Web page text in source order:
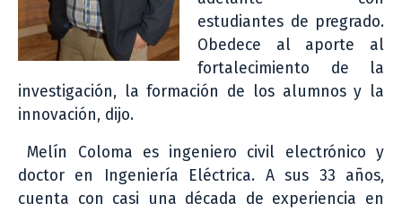
estudiantes de pregrado.
Obedece al aporte al
fortalecimiento de la
investigación, la formación de los alumnos y la
innovación, dijo.
Melín Coloma es ingeniero civil electrónico y
doctor en Ingeniería Eléctrica. A sus 33 años,
cuenta con casi una década de experiencia en